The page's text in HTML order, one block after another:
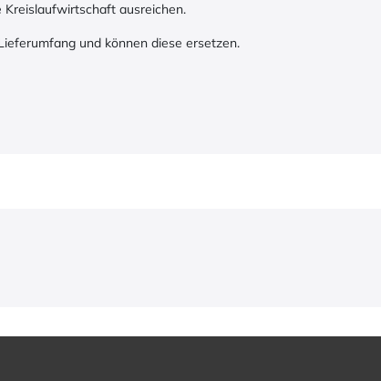
Kreislaufwirtschaft ausreichen.
und können diese ersetzen.